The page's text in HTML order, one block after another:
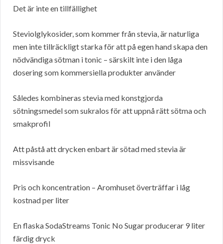
Det är inte en tillfällighet
Steviolglykosider, som kommer från stevia, är naturliga
men inte tillräckligt starka för att på egen hand skapa den
nödvändiga sötman i tonic – särskilt inte i den låga
dosering som kommersiella produkter använder
Således kombineras stevia med konstgjorda
sötningsmedel som sukralos för att uppnå rätt sötma och
smakprofil
Att påstå att drycken enbart är sötad med stevia är
missvisande
Pris och koncentration – Aromhuset överträffar i låg
kostnad per liter
En flaska SodaStreams Tonic No Sugar producerar 9 liter
färdig dryck